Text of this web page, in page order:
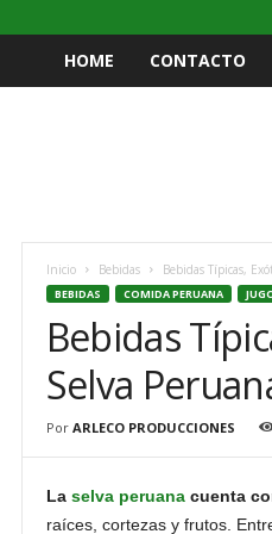
HOME CONTACTO
Inicio Bebidas Bebidas Típicas,
BEBIDAS COMIDA PERUANA
Bebidas
Selva
Por ARLECO PRODUCCIONES
La selva peruanacuenta
raíces, cortezas y frutos.